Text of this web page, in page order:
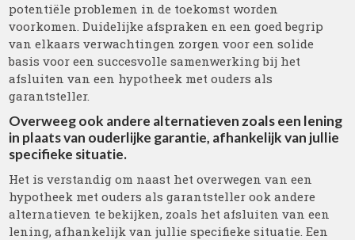
potentiële problemen in de toekomst worden
voorkomen. Duidelijke afspraken en een goed begrip
van elkaars verwachtingen zorgen voor een solide
basis voor een succesvolle samenwerking bij het
afsluiten van een hypotheek met ouders als
garantsteller.
Overweeg ook andere alternatieven zoals een lening
in plaats van ouderlijke garantie, afhankelijk van jullie
specifieke situatie.
Het is verstandig om naast het overwegen van een
hypotheek met ouders als garantsteller ook andere
alternatieven te bekijken, zoals het afsluiten van een
lening, afhankelijk van jullie specifieke situatie. Een